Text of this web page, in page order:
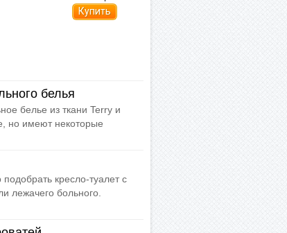
белья
белье из ткани Terry и
но имеют некоторые
кресло-туалет с
лежачего больного.